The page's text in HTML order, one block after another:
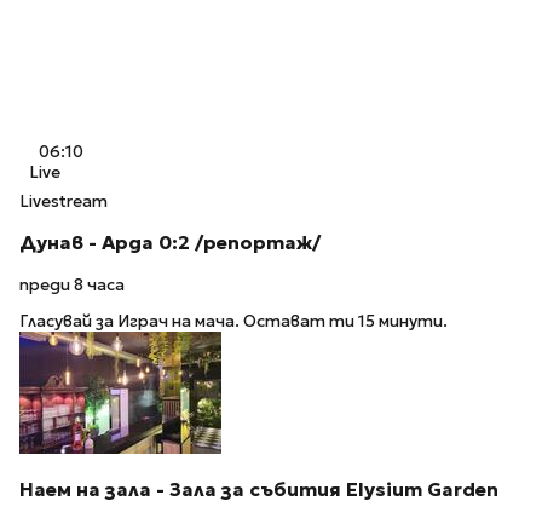
06:10
Live
Livestream
Дунав - Арда 0:2 /репортаж/
преди 8 часа
Гласувай за Играч на мача. Остават ти 15 минути.
Наем на зала - Зала за събития Elysium Garden